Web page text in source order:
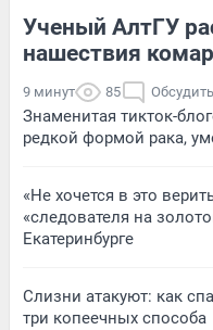
Ученый АлтГУ
нашествия
9 минут 85 Обсудить
Знаменитая тикток-
редкой формой рака,
«Не хочется в это
«следователя на
Екатеринбурге
Слизни атакуют: как
три копеечных способа